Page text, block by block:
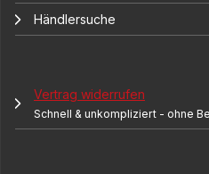
Händlersuche
Vertrag widerrufen
Schnell & unkompliziert - ohne